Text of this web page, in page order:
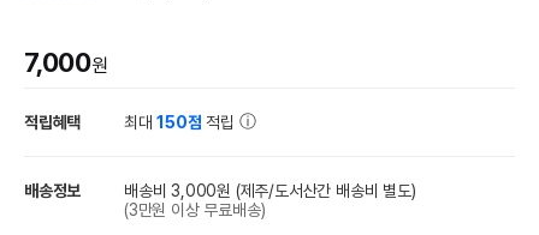
7,000원
적립혜택 최대150점 적립
배송정보 배송비 3,000원 (제주/도서산간 배송비 별도)
(3만원 이상 무료배송)